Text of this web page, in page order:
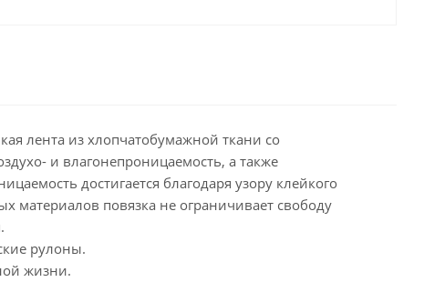
лента из хлопчатобумажной ткани со
и влагонепроницаемость, а также
достигается благодаря узору клейкого
материалов повязка не ограничивает свободу
рулоны.
жизни.